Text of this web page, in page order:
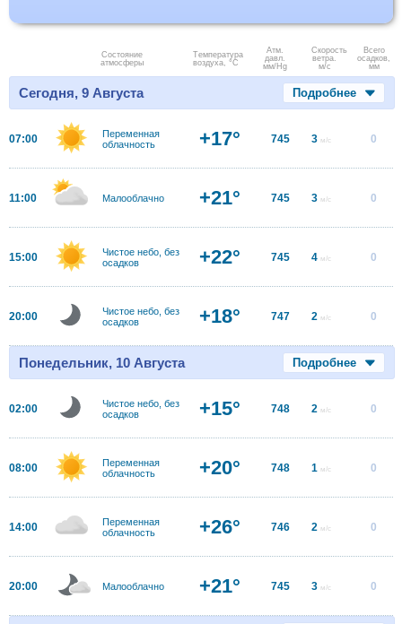
Состояние
атмосферы
Температура
воздуха, °C
Атм.
давл.
мм/Hg
Скорость
ветра.
м/с
Всего
осадков,
мм
Сегодня, 9 Августа Подробнее
07:00
Переменная
облачность
+17° 745 3 м/с 0
11:00 Малооблачно +21° 745 3 м/с 0
15:00
Чистое небо, без
осадков
+22° 745 4 м/с 0
20:00
Чистое небо, без
осадков
+18° 747 2 м/с 0
Понедельник, 10 Августа Подробнее
02:00
Чистое небо, без
осадков
+15° 748 2 м/с 0
08:00
Переменная
облачность
+20° 748 1 м/с 0
14:00
Переменная
облачность
+26° 746 2 м/с 0
20:00 Малооблачно +21° 745 3 м/с 0